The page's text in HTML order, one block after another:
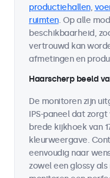
productiehallen,
ruimten. Op alle
beschikbaarheid,
vertrouwd kan
afmetingen en
Haarscherp beeld
De monitoren zijn
IPS-paneel dat
brede kijkhoek van
kleurweergave.
eenvoudig naar
zowel een glossy